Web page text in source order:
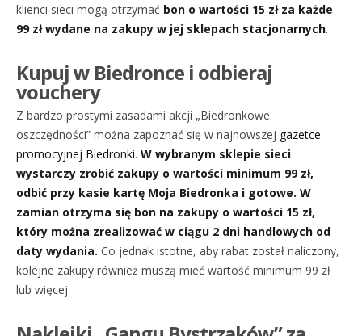
klienci sieci mogą otrzymać bon o wartości 15 zł za każde
99 zł wydane na zakupy w jej sklepach stacjonarnych.
Kupuj w Biedronce i odbieraj
vouchery
Z bardzo prostymi zasadami akcji „Biedronkowe
oszczędności” można zapoznać się w najnowszej gazetce
promocyjnej Biedronki. W wybranym sklepie sieci
wystarczy zrobić zakupy o wartości minimum 99 zł,
odbić przy kasie kartę Moja Biedronka i gotowe. W
zamian otrzyma się bon na zakupy o wartości 15 zł,
który można zrealizować w ciągu 2 dni handlowych od
daty wydania. Co jednak istotne, aby rabat został naliczony,
kolejne zakupy również muszą mieć wartość minimum 99 zł
lub więcej.